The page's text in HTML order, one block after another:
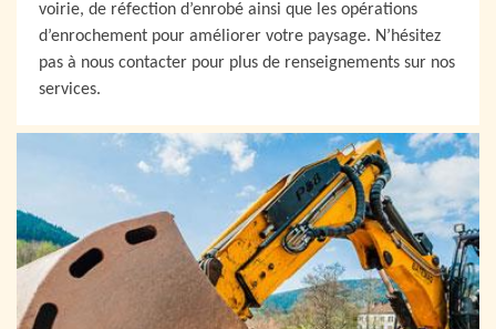
voirie, de réfection d’enrobé ainsi que les opérations
d’enrochement pour améliorer votre paysage. N’hésitez
pas à nous contacter pour plus de renseignements sur nos
services.